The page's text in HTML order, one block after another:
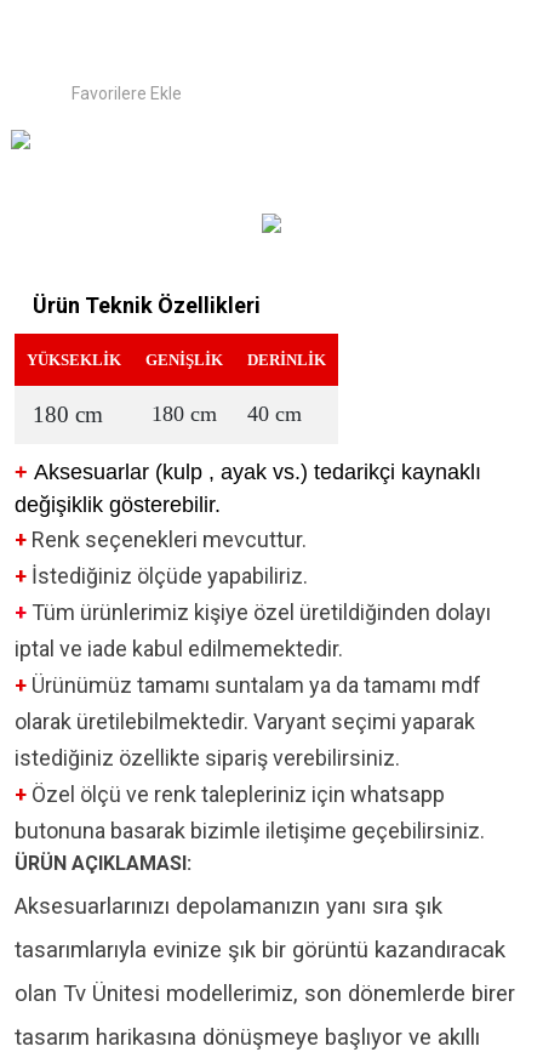
Ürün Teknik Özellikleri
YÜKSEKLİK GENİŞLİK DERİNLİK
180 cm 180 cm 40 cm
+ Aksesuarlar (kulp , ayak vs.) tedarikçi kaynaklı
değişiklik gösterebilir.
+ Renk seçenekleri mevcuttur.
+ İstediğiniz ölçüde yapabiliriz.
+ Tüm ürünlerimiz kişiye özel üretildiğinden dolayı
iptal ve iade kabul edilmemektedir.
+ Ürünümüz tamamı suntalam ya da tamamı mdf
olarak üretilebilmektedir. Varyant seçimi yaparak
istediğiniz özellikte sipariş verebilirsiniz.
+ Özel ölçü ve renk talepleriniz için whatsapp
butonuna basarak bizimle iletişime geçebilirsiniz.
ÜRÜN AÇIKLAMASI:
Aksesuarlarınızı depolamanızın yanı sıra şık
tasarımlarıyla evinize şık bir görüntü kazandıracak
olan Tv Ünitesi modellerimiz, son dönemlerde birer
tasarım harikasına dönüşmeye başlıyor ve akıllı